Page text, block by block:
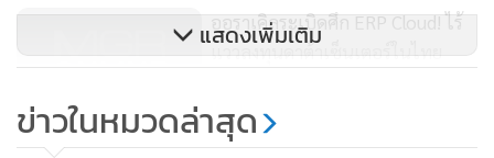
ภูมิภาคเอเชียแปซิฟิก ประกอบกับแพลตฟอร์มสตรีมมิ่งอย่าง
Spotify, Amazon และ Apple Music ได้เปิดให้บริการในภูมิภาค
ทั้งข้อเสนอพิเศษช่วงโปรโมชัน การให้ทดลองใช้ฟรี อีกทั้งเพลย์ลิ
สต์ที่สามารถปรับแต่งได้ตามใจชอบและเบราเซอร์เข้าถึงได้ง่าย
ออราเคิลระเบิดศึก ERP Cloud! ไร้
แววลงทุนดาต้าเซ็นเตอร์ในไทย
Instagram Reels มาไทย!
แสดงเพิ่มเติม
ข่าวในหมวดล่าสุด